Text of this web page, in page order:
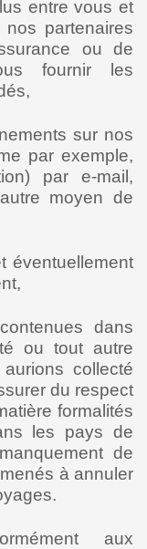
entre vous et
partenaires
ou de
fournir les
sur nos
par exemple,
par e-mail,
moyen de
éventuellement
dans
ou tout autre
collecté
du respect
formalités
les pays de
de
à annuler
aux